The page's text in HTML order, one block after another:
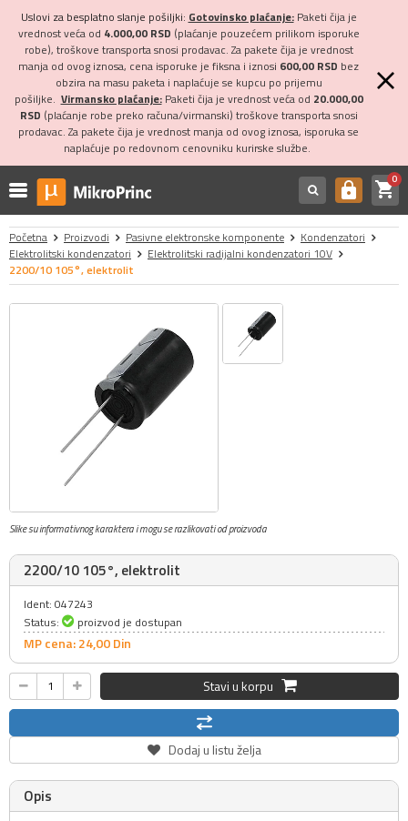
Uslovi za besplatno slanje pošiljki: Gotovinsko plaćanje:Paketi čija je
vrednost veća od 4.000,00 RSD (plaćanje pouzećem prilikom isporuke
robe), troškove transporta snosi prodavac. Za pakete čija je vrednost
manja od ovog iznosa, cena isporuke je fiksna i iznosi 600,00 RSD bez
obzira na masu paketa i naplaćuje se kupcu po prijemu
pošiljke. Virmansko plaćanje:Paketi čija je vrednost veća od 20.000,00
RSD (plaćanje robe preko računa/virmanski) troškove transporta snosi
prodavac. Za pakete čija je vrednost manja od ovog iznosa, isporuka se
naplaćuje po redovnom cenovniku kurirske službe.
https shopping_cart0
Početna Proizvodi Pasivne elektronske komponente
Kondenzatori
Elektrolitski kondenzatori
Elektrolitski radijalni kondenzatori 10V
2200/10 105°, elektrolit
Slike su informativnog karaktera i mogu se razlikovati od proizvoda
2200/10 105°, elektrolit
Ident: 047243
Status:
proizvod je dostupan
MP cena: 24,00Din
Stavi u korpu
Dodaj u listu želja
Opis